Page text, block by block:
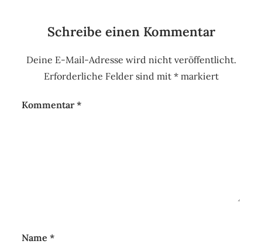
Schreibe einen Kommentar
Deine E-Mail-Adresse wird nicht veröffentlicht.
Erforderliche Felder sind mit *markiert
Kommentar*
Name*